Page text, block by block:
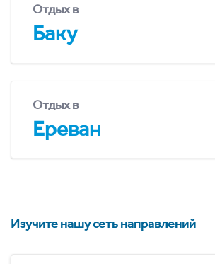
Отдых в
Баку
Отдых в
Ереван
Изучите нашу сеть направлений